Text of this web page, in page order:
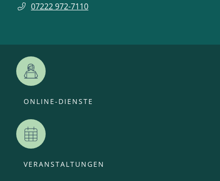
07222 972-7110
ONLINE-DIENSTE
VERANSTALTUNGEN